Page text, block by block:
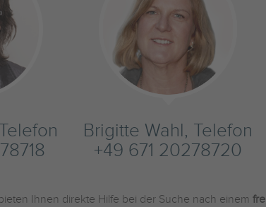
Brigitte Wahl, Telefon
+49 671 20278720
Ihnen direkte Hilfe bei der Suche nach einem